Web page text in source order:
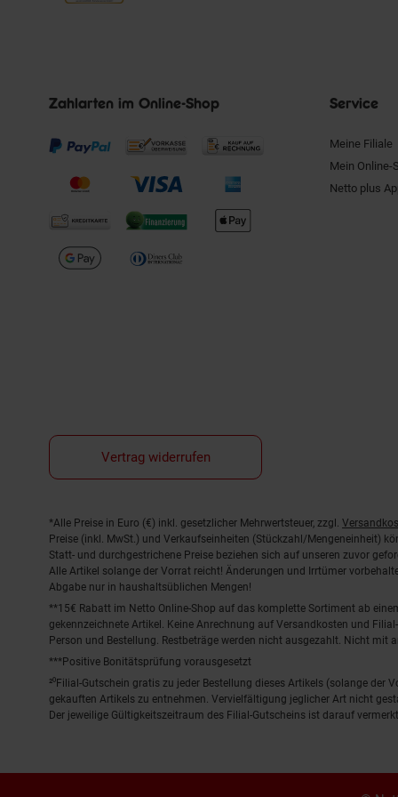
Zahlarten im Online-Shop Service
Meine Filiale
Mein Online-
Netto plus
Vertrag widerrufen
Fußnoten
*Alle Preise in Euro (€) inkl. gesetzlicher Mehrwertsteuer, zzgl.
Preise (inkl. MwSt.) und Verkaufseinheiten (Stückzahl/Mengeneinheit)
Statt- und durchgestrichene Preise beziehen sich auf unseren zuvor
Alle Artikel solange der Vorrat reicht! Änderungen und Irrtümer
Abgabe nur in haushaltsüblichen Mengen!
**15€ Rabatt im Netto Online-Shop auf das komplette Sortiment ab
gekennzeichnete Artikel. Keine Anrechnung auf Versandkosten und
Person und Bestellung. Restbeträge werden nicht ausgezahlt. Nicht mit
***Positive Bonitätsprüfung vorausgesetzt
²⁰Filial-Gutschein gratis zu jeder Bestellung dieses Artikels (solange
gekauften Artikels zu entnehmen. Vervielfältigung jeglicher Art nicht
Der jeweilige Gültigkeitszeitraum des Filial-Gutscheins ist darauf